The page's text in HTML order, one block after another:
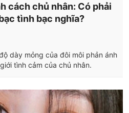
cách chủ nhân: Có phải
tình bạc nghĩa?
dày mỏng của đôi môi phản ánh
tình cảm của chủ nhân.